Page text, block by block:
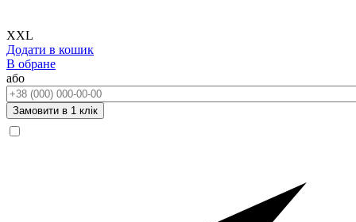
XXL
Додати в кошик
В обране
або
Телефон:
Замовити в 1 клік